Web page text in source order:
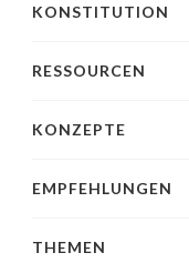
KONSTITUTION
RESSOURCEN
KONZEPTE
EMPFEHLUNGEN
THEMEN